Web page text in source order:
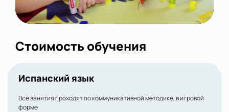
Стоимость обучения
Испанский язык
Все занятия проходят по коммуникативной методике, в игровой
форме